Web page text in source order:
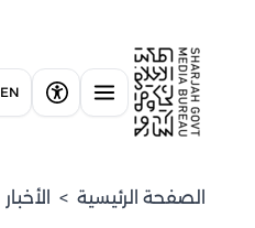
EN
الصفحة الرئيسية > الأخبار